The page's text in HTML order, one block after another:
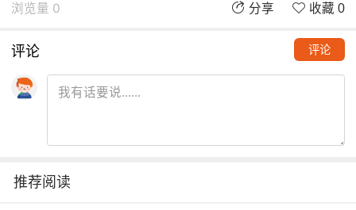
浏览量 0 分享 收藏 0
评论 评论
推荐阅读